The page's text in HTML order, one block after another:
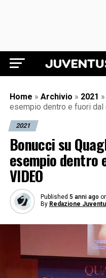
Home » Archivio » 2021 »
esempio dentro e fuori dal
2021
Bonucci su
esempio dentro
VIDEO
Published 5 anni ago
By Redazione